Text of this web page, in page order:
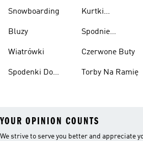
Snowboarding
Bluzy
Wiatrówki
Spodenki Do
Kurtki
Spodnie
Czerwone Buty
Torby Na Ramię
YOUR OPINION COUNTS
We strive to serve you better and appreciate